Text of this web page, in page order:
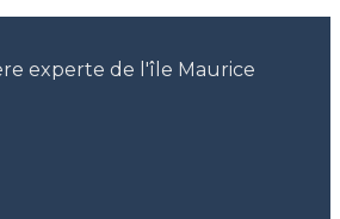
experte de l'île Maurice